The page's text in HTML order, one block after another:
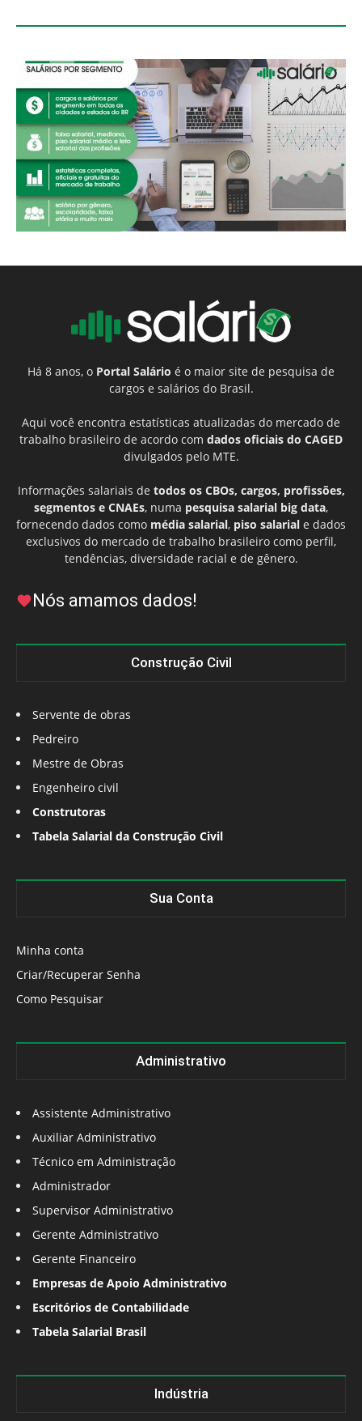
Há 8 anos, o Portal Salário é o maior site de pesquisa de
cargos e salários do Brasil.
Aqui você encontra estatísticas atualizadas do mercado de
trabalho brasileiro de acordo com dados oficiais do CAGED
divulgados pelo MTE.
Informações salariais de todos os CBOs, cargos, profissões,
segmentos e CNAEs, numa pesquisa salarial big data,
fornecendo dados como média salarial, piso salarial e dados
exclusivos do mercado de trabalho brasileiro como perfil,
tendências, diversidade racial e de gênero.
Nós amamos dados!
Construção Civil
Servente de obras
Pedreiro
Mestre de Obras
Engenheiro civil
Construtoras
Tabela Salarial da Construção Civil
Sua Conta
Minha conta
Criar/Recuperar Senha
Como Pesquisar
Administrativo
Assistente Administrativo
Auxiliar Administrativo
Técnico em Administração
Administrador
Supervisor Administrativo
Gerente Administrativo
Gerente Financeiro
Empresas de Apoio Administrativo
Escritórios de Contabilidade
Tabela Salarial Brasil
Indústria